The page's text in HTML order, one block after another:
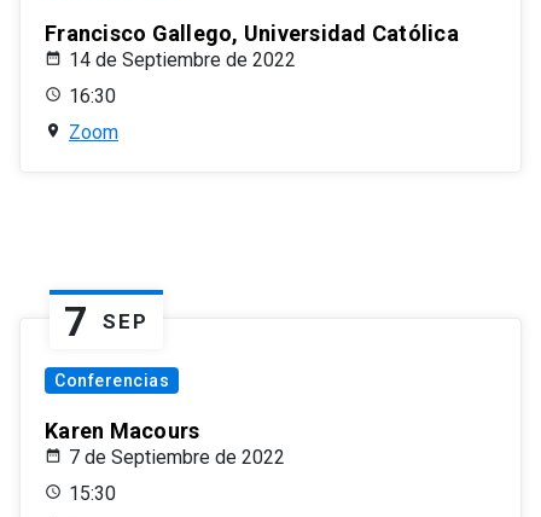
Francisco Gallego, Universidad Católica
14 de Septiembre de 2022
16:30
Zoom
7 SEP
Conferencias
Karen Macours
7 de Septiembre de 2022
15:30